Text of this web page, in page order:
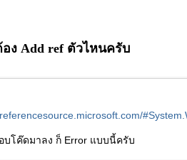
ง Add ref ตัวไหนครับ
บโค๊ดมาลง ก็ Error แบบนี้ครับ